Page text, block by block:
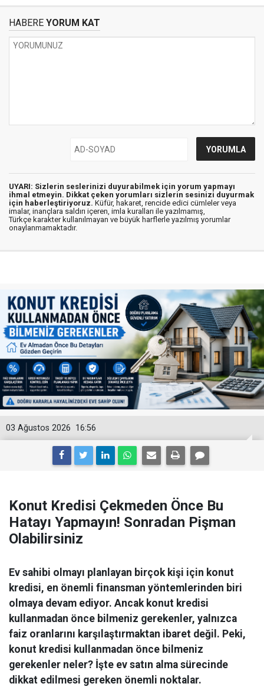
HABERE YORUM KAT
UYARI: Sizlerin seslerinizi duyurabilmek için yorum yapmayı
ihmal etmeyin. Dikkat çeken yorumları sizlerin sesinizi duyurmak
için haberleştiriyoruz. Küfür, hakaret, rencide edici cümleler veya
imalar, inançlara saldırı içeren, imla kuralları ile yazılmamış,
Türkçe karakter kullanılmayan ve büyük harflerle yazılmış yorumlar
onaylanmamaktadır.
16:56
03 Ağustos 2026
Konut Kredisi Çekmeden Önce Bu
Hatayı Yapmayın! Sonradan Pişman
Olabilirsiniz
Ev sahibi olmayı planlayan birçok kişi için konut
kredisi, en önemli finansman yöntemlerinden biri
olmaya devam ediyor. Ancak konut kredisi
kullanmadan önce bilmeniz gerekenler, yalnızca
faiz oranlarını karşılaştırmaktan ibaret değil. Peki,
konut kredisi kullanmadan önce bilmeniz
gerekenler neler? İşte ev satın alma sürecinde
dikkat edilmesi gereken önemli noktalar.